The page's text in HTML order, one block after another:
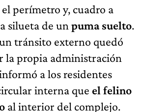
perímetro y, cuadro a
silueta de un puma suelto.
tránsito externo quedó
la propia administración
a los residentes
interna que el felino
al interior del complejo.